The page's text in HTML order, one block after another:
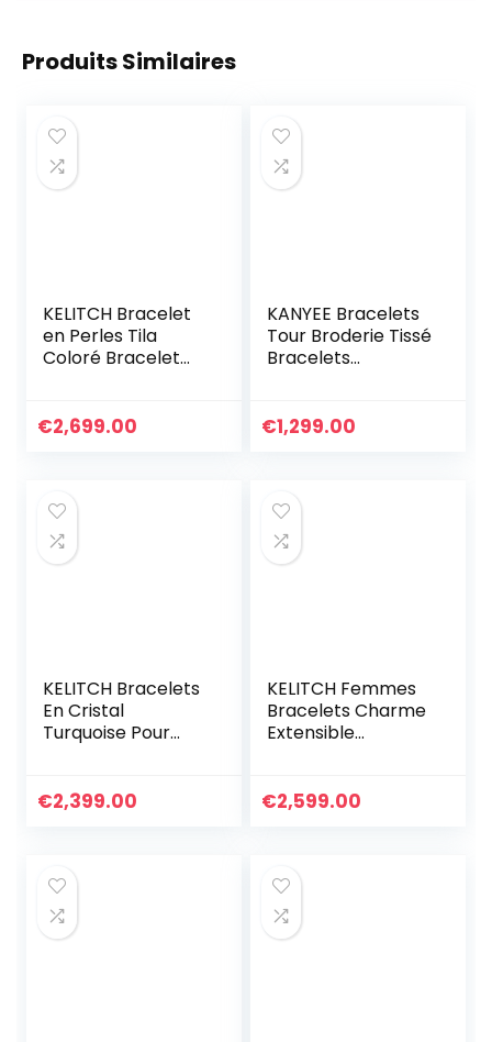
Produits Similaires
KELITCH Bracelet
en Perles Tila
Coloré Bracelet
Cristal Bijoux
€2,699.00
KANYEE Bracelets
Tour Broderie Tissé
Bracelets
Charm D’amitié
€1,299.00
KELITCH Bracelets
En Cristal
Turquoise Pour
Breloques Enroulé
€2,399.00
KELITCH Femmes
Bracelets Charme
Extensible
Rang De Bonbons
€2,599.00